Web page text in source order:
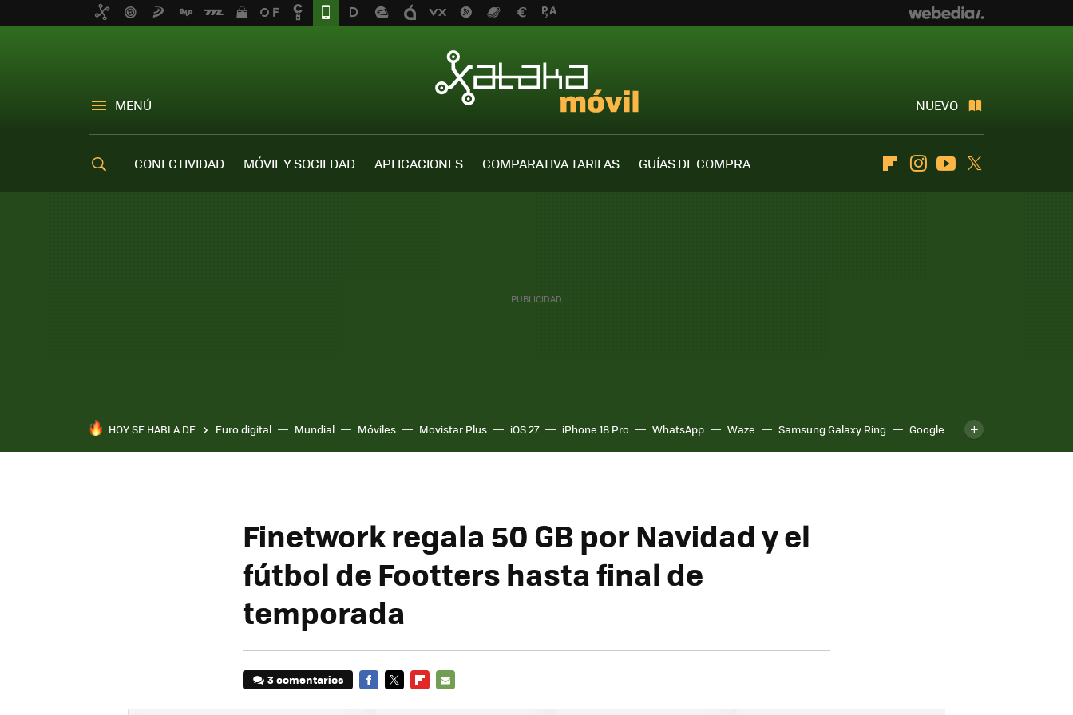
MENÚ NUEVO
CONECTIVIDAD MÓVIL Y SOCIEDAD APLICACIONES COMPARATIVA TARIFAS
GUÍAS DE COMPRA
FlipboardInstagramYoutube
HOY SE HABLA DE Euro digital Mundial Móviles Movistar Plus iOS 27 iPhone 18 Pro WhatsApp Waze Samsung Galaxy Ring
Google
Pixel 10a
Finetwork regala 50 GB por Navidad y el
fútbol de Footters hasta final de
temporada
3 comentarios